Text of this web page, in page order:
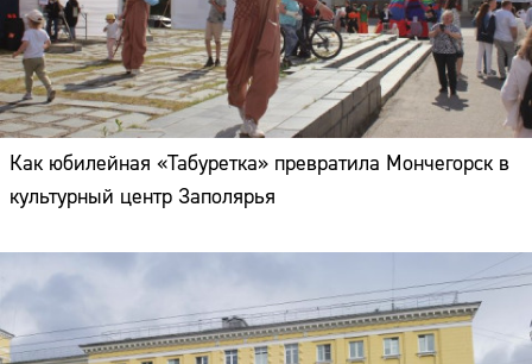
Как юбилейная «Табуретка» превратила Мончегорск в
культурный центр Заполярья